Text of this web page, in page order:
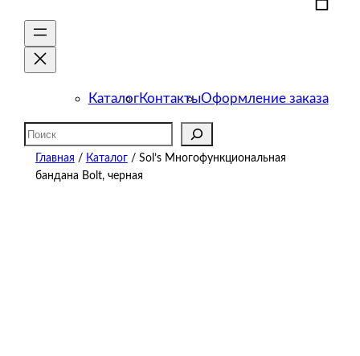
КаталогКонтактыОформление заказа
Поиск
Главная / Каталог/ Sol’s Многофункциональная
бандана Bolt, черная